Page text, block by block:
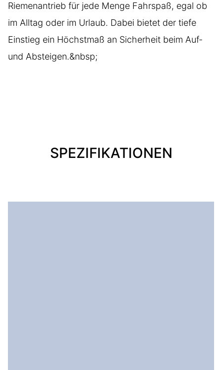
Riemenantrieb für jede Menge Fahrspaß, egal ob
im Alltag oder im Urlaub. Dabei bietet der tiefe
Einstieg ein Höchstmaß an Sicherheit beim Auf-
und Absteigen.&nbsp;
SPEZIFIKATIONEN